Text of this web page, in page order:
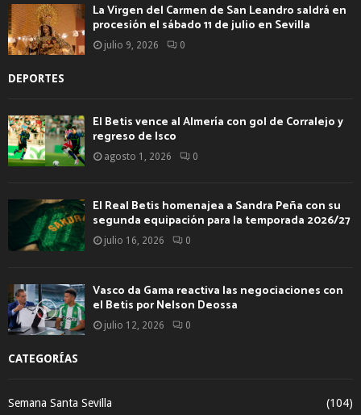
La Virgen del Carmen de San Leandro saldrá en
procesión el sábado 11 de julio en Sevilla
julio 9, 2026 0
DEPORTES
El Betis vence al Almería con gol de Corralejo y
regreso de Isco
agosto 1, 2026 0
El Real Betis homenajea a Sandra Peña con su
segunda equipación para la temporada 2026/27
julio 16, 2026 0
Vasco da Gama reactiva las negociaciones con
el Betis por Nelson Deossa
julio 12, 2026 0
CATEGORÍAS
Semana Santa Sevilla
(104)